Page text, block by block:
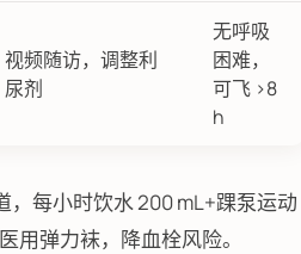
视频随访，调整利
尿剂
无呼吸
困难，
可飞 >8
h
，每小时饮水 200 mL+踝泵运动
用弹力袜，降血栓风险。